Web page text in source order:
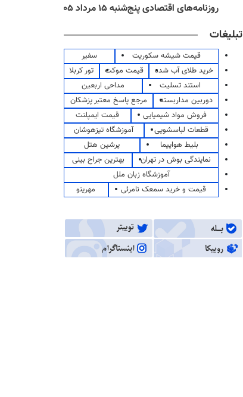
روزنامه‌های اقتصادی پنج‌شنبه ۱۵ مرداد ۱۴۰۵
تبلیغات
قیمت شیشه سکوریت
سفیر
خرید طلای آب شده
قیمت موکت
تور کربلا
استند تسلیت
مداحی اربعین
دوربین مداربسته
مرجع پاسخ معتبر پزشکان
فروش مواد شیمیایی
قیمت ایمپلنت
قطعات لباسشویی
آموزشگاه تیزهوشان
بلیط هواپیما
پرشین هتل
نمایندگی بوش در تهران
بهترین جراح بینی
آموزشگاه زبان ملل
قیمت و خرید سمعک نامرئی
مهرینو